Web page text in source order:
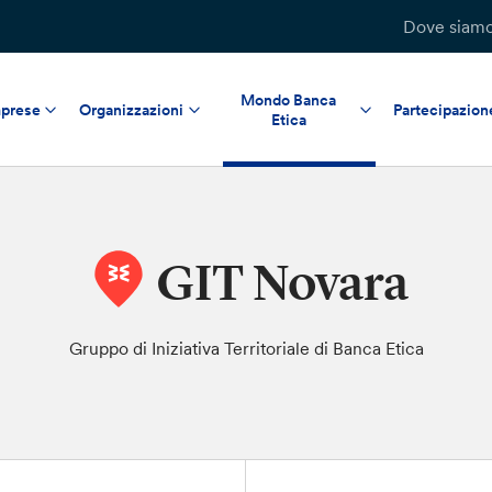
Dove
Organizzazioni
Mondo Banca
Etica
GIT Novara
Gruppo di Iniziativa Territoriale di Banca Etica